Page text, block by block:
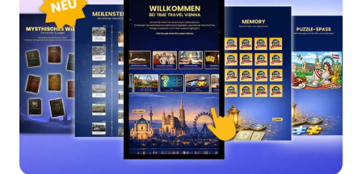
n
a
i
n
1
g
i
o